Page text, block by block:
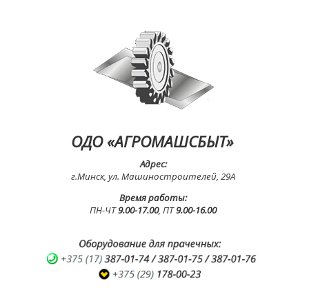
ОДО «АГРОМАШСБЫТ»
Адрес:
г.Минск, ул. Машиностроителей, 29А
Время работы:
ПН-ЧТ9.00-17.00, ПТ9.00-16.00